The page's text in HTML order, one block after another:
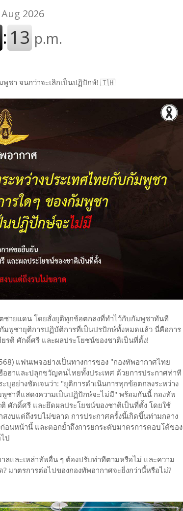
พูชา จนกว่าจะเลิกเป็นปฏิปักษ์! 🇹🇭
ชายแดน โดยสั่งยุติทุกข้อตกลงที่ทำไว้กับกัมพูชาทันที
มพูชายุติการปฏิบัติการที่เป็นปรปักษ์ทั้งหมดแล้ว นี่คือการ
ติ ศักดิ์ศรี และผลประโยชน์ของชาติเป็นที่ตั้ง!
แฟนเพจอย่างเป็นทางการของ "กองทัพอากาศไทย
อฮาและปลุกขวัญคนไทยทั้งประเทศ ด้วยการประกาศท่าที
อย่างชัดเจนว่า: "ยุติการดำเนินการทุกข้อตกลงระหว่าง
ชาที่แสดงความเป็นปฏิปักษ์จะไม่มี" พร้อมกันนี้ กองทัพ
ศักดิ์ศรี และยึดผลประโยชน์ของชาติเป็นที่ตั้ง โดยใช้
งบแต่ถึงรบไม่ขลาด การประกาศครั้งนี้เกิดขึ้นท่ามกลาง
อนหน้านี้ และตอกย้ำถึงการยกระดับมาตรการตอบโต้ของ
ป
ลและเหล่าทัพอื่น ๆ ต้องปรับท่าทีตามหรือไม่ และความ
มาตรการต่อไปของกองทัพอากาศจะยิ่งกว่านี้หรือไม่?